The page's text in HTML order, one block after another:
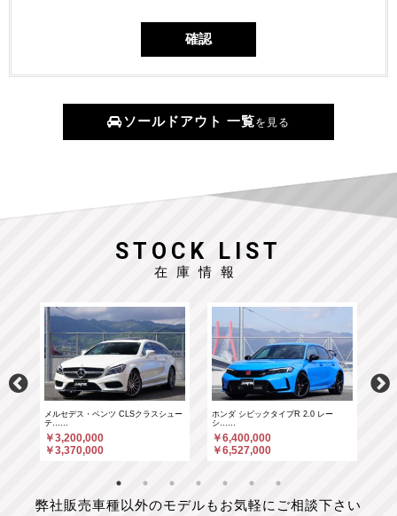
ソールドアウト 一覧を見る
STOCK LIST
在庫情報
メルセデス・ベンツ CLSクラスシュー
テ……
￥3,200,000
￥3,370,000
ホンダ シビックタイプR 2.0 レー
シ……
￥6,400,000
￥6,527,000
弊社販売車種以外のモデルもお気軽にご相談下さい